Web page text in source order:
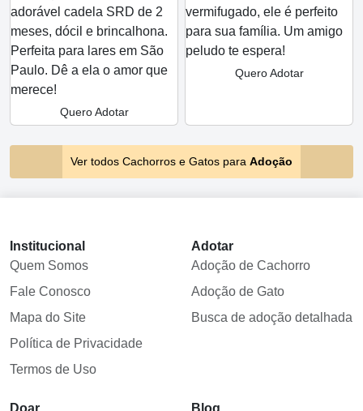
adorável cadela SRD de 2
meses, dócil e brincalhona.
Perfeita para lares em São
Paulo. Dê a ela o amor que
merece!
Quero Adotar
vermifugado, ele é perfeito
para sua família. Um amigo
peludo te espera!
Quero Adotar
Ver todos Cachorros e Gatos para Adoção
Institucional
Quem Somos
Fale Conosco
Mapa do Site
Política de Privacidade
Termos de Uso
Adotar
Adoção de Cachorro
Adoção de Gato
Busca de adoção detalhada
Doar
Blog